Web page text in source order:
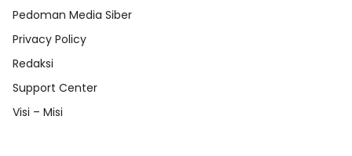
Pedoman Media Siber
Privacy Policy
Redaksi
Support Center
Visi – Misi